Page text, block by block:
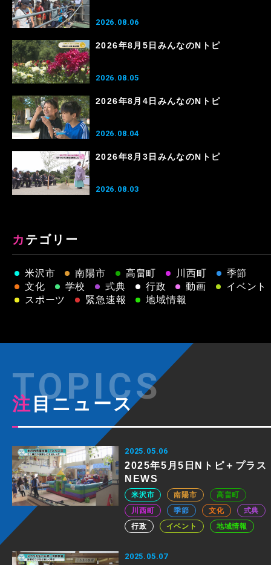
2026.08.06
2026年8月5日みんなのNトピ
2026.08.05
2026年8月4日みんなのNトピ
2026.08.04
2026年8月3日みんなのNトピ
2026.08.03
カテゴリー
米沢市 南陽市 高畠町 川西町
季節
文化
学校 式典 行政 動画
イベント
スポーツ
緊急速報 地域情報
注目ニュース
2025.05.06
2025年5月5日Nトピ＋プラス
NEWS
米沢市 南陽市
高畠町
川西町
季節 文化
式典
行政
イベント 地域情報
2025.05.07